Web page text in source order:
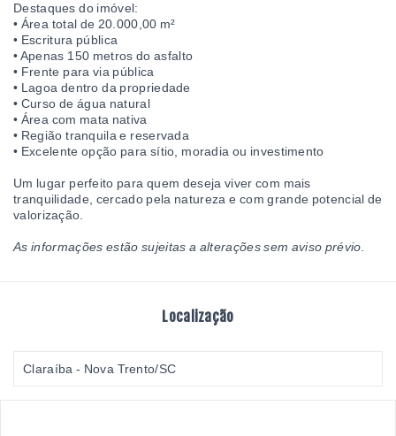
Destaques do imóvel:
• Área total de 20.000,00 m²
• Escritura pública
• Apenas 150 metros do asfalto
• Frente para via pública
• Lagoa dentro da propriedade
• Curso de água natural
• Área com mata nativa
• Região tranquila e reservada
• Excelente opção para sítio, moradia ou investimento
Um lugar perfeito para quem deseja viver com mais
tranquilidade, cercado pela natureza e com grande potencial de
valorização.
As informações estão sujeitas a alterações sem aviso prévio.
Localização
Claraíba - Nova Trento/SC